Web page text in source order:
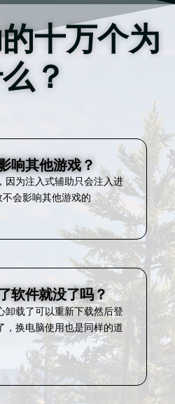
十万个为
？
响其他游戏？
因为注入式辅助只会注入进
会影响其他游戏的
软件就没了吗？
卸载了可以重新下载然后登
，换电脑使用也是同样的道